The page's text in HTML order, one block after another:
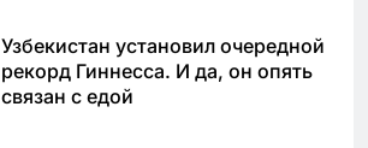
Узбекистан установил очередной
рекорд Гиннесса. И да, он опять
связан с едой